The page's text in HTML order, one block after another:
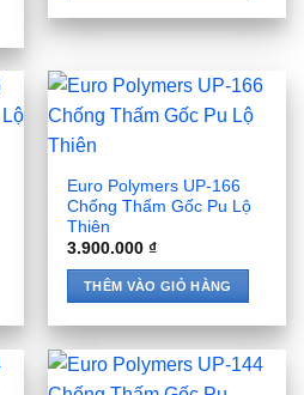
Euro Polymers UP-166
Chống Thấm Gốc Pu Lộ
Thiên
3.900.000₫
THÊM VÀO GIỎ HÀNG